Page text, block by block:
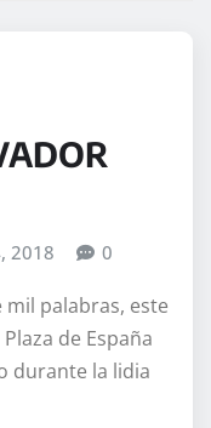
2018 0
mil palabras, este
de España
durante la lidia